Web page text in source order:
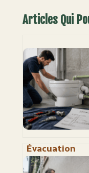
Articles Qui
Évacuation
sanibroyeur :